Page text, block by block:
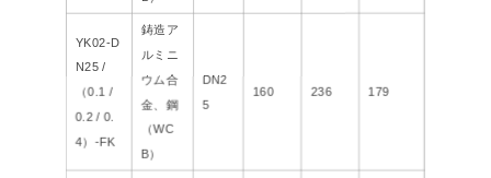
YK02-D
N25 /
（0.1 /
0.2 / 0.
4）-FK
鋳造ア
ルミニ
ウム合
金、鋼
（WC
B）
DN2
5
160 236 179